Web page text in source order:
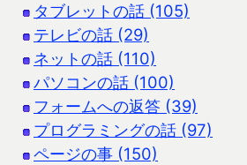
タブレットの話 (105)
テレビの話 (29)
ネットの話 (110)
パソコンの話 (100)
フォームへの返答 (39)
プログラミングの話 (97)
ページの事 (150)